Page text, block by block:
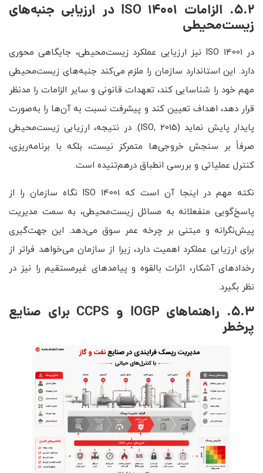
5.2. الزامات ISO 14001 در ارزیابی جنبه‌های
زیست‌محیطی
در ISO 14001 نیز ارزیابی عملکرد زیست‌محیطی، جایگاهی محوری
دارد. این استاندارد سازمان را ملزم می‌کند جنبه‌های زیست‌محیطی
مهم خود را شناسایی کند، تعهدات قانونی و سایر الزامات را مدنظر
قرار دهد، اهداف تعیین کند و پیشرفت نسبت به آن‌ها را به‌صورت
پایدار پایش نماید (ISO, 2015). در نتیجه، ارزیابی زیست‌محیطی
صرفاً بر سنجش خروجی‌ها متمرکز نیست، بلکه با برنامه‌ریزی،
کنترل عملیاتی و بررسی انطباق درهم‌تنیده است.
نکته مهم در اینجا آن است که ISO 14001 نگاه سازمان را از
پاسخ‌گویی منفعلانه به مسائل زیست‌محیطی، به سمت مدیریت
پیش‌نگرانه و مبتنی بر چرخه عمر سوق می‌دهد. این جهت‌گیری
برای ارزیابی عملکرد اهمیت دارد، زیرا از سازمان می‌خواهد فراتر از
رخدادهای آشکار، اثرات بالقوه و پیامدهای غیرمستقیم را نیز در
نظر بگیرد.
5.3. راهنماهای IOGP و CCPS برای صنایع
پرخطر